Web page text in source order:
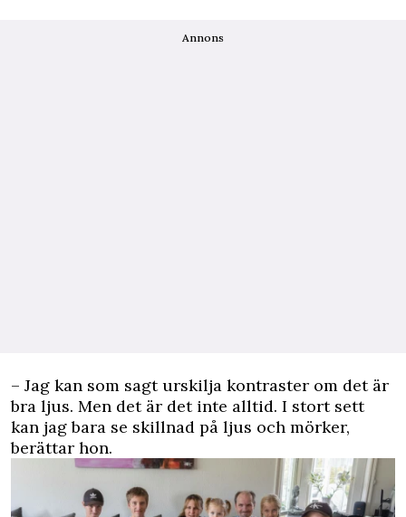
Annons
– Jag kan som sagt urskilja kontraster om det är
bra ljus. Men det är det inte alltid. I stort sett
kan jag bara se skillnad på ljus och mörker,
berättar hon.